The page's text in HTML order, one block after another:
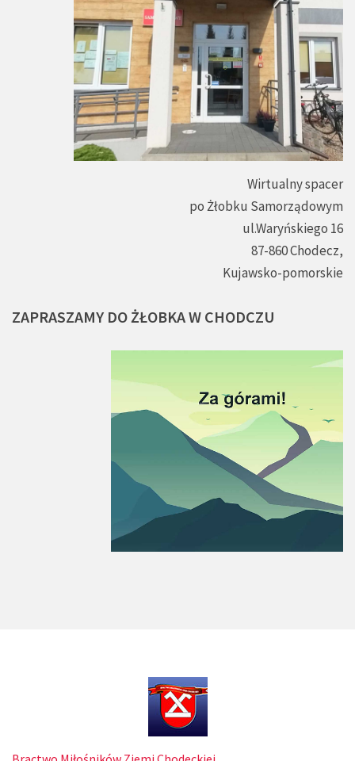
Wirtualny spacer
po Żłobku Samorządowym
ul.Waryńskiego 16
87-860 Chodecz,
Kujawsko-pomorskie
ZAPRASZAMY DO ŻŁOBKAW CHODCZU